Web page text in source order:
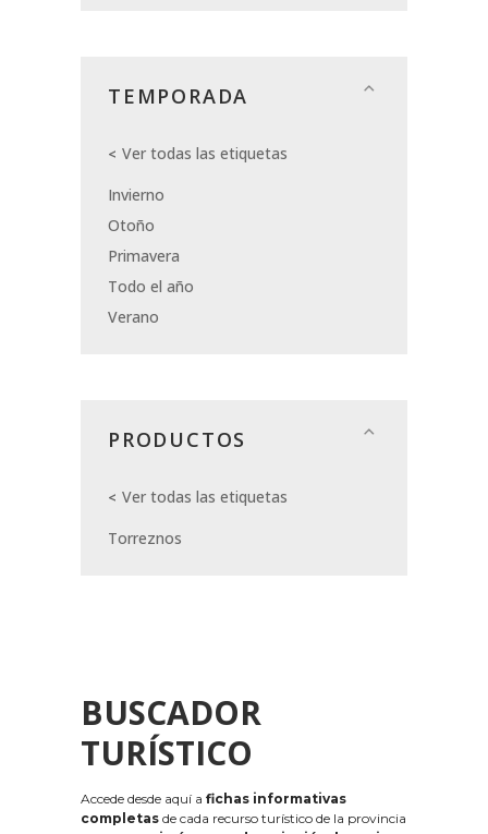
TEMPORADA
Ver todas las etiquetas
Invierno
Otoño
Primavera
Todo el año
Verano
PRODUCTOS
Ver todas las etiquetas
Torreznos
BUSCADOR
TURÍSTICO
Accede desde aquí a fichas informativas
completas de cada recurso turístico de la provincia